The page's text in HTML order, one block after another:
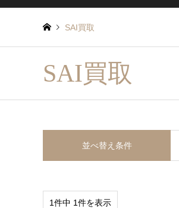
SAI買取
SAI買取
並べ替え条件
1件中 1件を表示